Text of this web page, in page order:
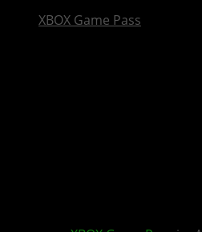
XBOX Game Pass